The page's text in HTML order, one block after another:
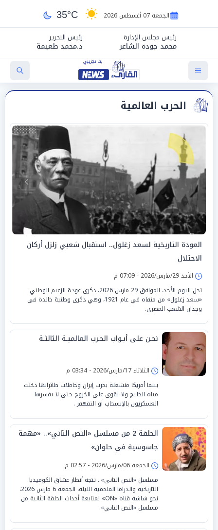
الجمعة 07 أغسطس 2026 35°C
رئيس مجلس الإدارة
محمد جودة الشاعر
رئيس التحرير
د.محمد طعيمة
الحرب العالمية
العودة التاريخية لسعد زغلول.. استقبال شعبي زلزل أركان
الاحتلال
الأحد 29/مارس/2026 - 07:09 م
تحل اليوم الأحد، الموافق 29 مارس 2026، ذكرى عودة الزعيم الوطني
«سعد زغلول» من منفاه في عام 1921، وهي ذكرى وطنية خالدة في
وجدان الشعب المصري.
نحـن على أبـواب الحـرب العالميـة الثالثـة
الثلاثاء 17/مارس/2026 - 03:34 م
بينما أمريكا منشغلة بحرب إيران وحاملات طائراتها دخلت
مياه الخليج ولا تقوى على الخروج حتى لا يفسرها
العسكريون بالإنسحاب أو التقهقر .
الحلقة 2 من مسلسل «النص التاني».. «مهمة
جاسوسية في حلوان»
الجمعة 06/مارس/2026 - 02:57 م
مسلسل «النص التاني».. تتجه أنظار عشاق الكوميديا
التاريخية والدراما الملحمية الليلة، الجمعة 6 مارس 2026،
نحو شاشة قناة «ON» لمتابعة أحداث الحلقة الثانية من
مسلسل «النص التاني».